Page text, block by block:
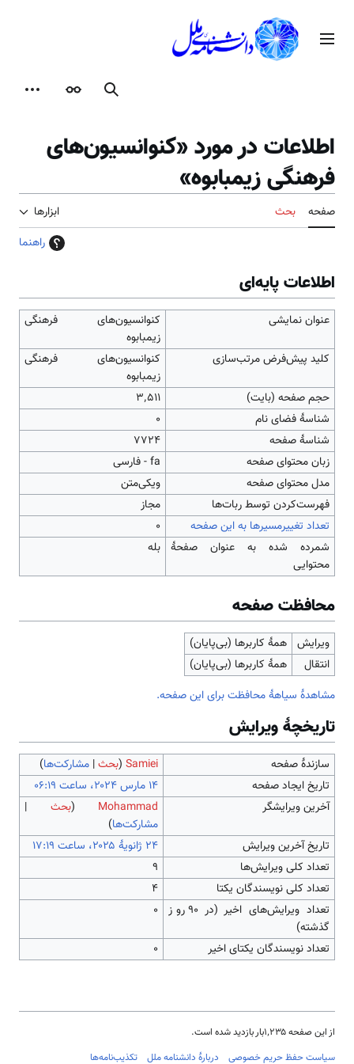
محتوامنوی اصلی
جستجوظاهر
اطلاعات در مورد «کنوانسیون‌های
فرهنگی زیمبابوه»
صفحه بحث
ابزارها
راهنما
اطلاعات پایه‌ای
عنوان نمایشی
کنوانسیون‌های فرهنگی
زیمبابوه
کلید پیش‌فرض مرتب‌سازی
کنوانسیون‌های فرهنگی
زیمبابوه
حجم صفحه (بایت)
۳٬۵۱۱
شناسهٔ فضای نام
0
شناسهٔ صفحه
7724
زبان محتوای صفحه
fa - فارسی
مدل محتوای صفحه
ویکی‌متن
‌فهرست‌کردن توسط ربات‌ها
مجاز
تعداد تغییرمسیرها به این صفحه
۰
شمرده شده به عنوان صفحهٔ
محتوایی
بله
محافظت صفحه
ویرایش
همهٔ کاربرها (بی‌پایان)
انتقال
همهٔ کاربرها (بی‌پایان)
مشاهدۀ سیاهۀ محافظت برای این صفحه.
تاریخچۀ ویرایش
سازندۀ صفحه Samiei
(بحث| مشارکت‌ها)
تاریخ ایجاد صفحه
آخرین ویرایشگر
Mohammad
(بحث |
مشارکت‌ها)
تاریخ آخرین ویرایش
تعداد کلی ویرایش‌ها
۹
تعداد کلی نویسندگان یکتا
۴
تعداد ویرایش‌های اخیر (در ۹۰ روز
گذشته)
۰
تعداد نویسندگان یکتای اخیر ۰
از این صفحه ۱٬۲۳۵بار بازدید شده است.
سیاست حفظ حریم خصوصی
دربارهٔ دانشنامه ملل تکذیب‌نامه‌ها